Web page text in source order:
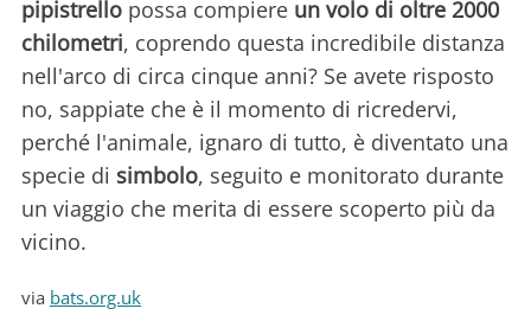
pipistrello possa compiere un volo di oltre 2000
chilometri, coprendo questa incredibile distanza
nell'arco di circa cinque anni? Se avete risposto
no, sappiate che è il momento di ricredervi,
perché l'animale, ignaro di tutto, è diventato una
specie di simbolo, seguito e monitorato durante
un viaggio che merita di essere scoperto più da
vicino.
via bats.org.uk